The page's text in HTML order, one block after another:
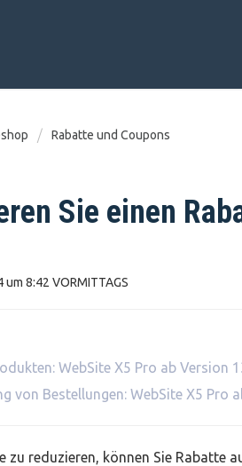
Rabatte und Coupons
Sie einen
8:42 VORMITTAGS
WebSite X5 Pro ab Version
von Bestellungen: WebSite X5 Pro
zu reduzieren, können Sie Rabatte